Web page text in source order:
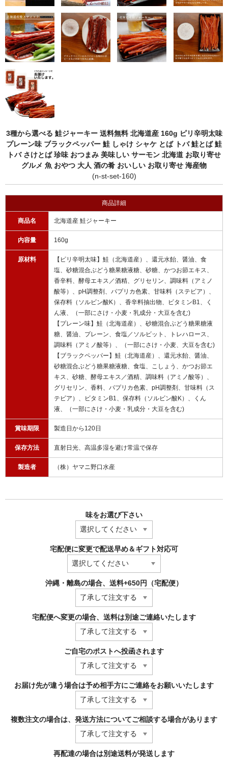
3種から選べる 鮭ジャーキー 送料無料 北海道産 160g ピリ辛明太味
プレーン味 ブラックペッパー 鮭 しゃけ シャケ とば トバ 鮭とば 鮭
トバ さけとば 珍味 おつまみ 美味しい サーモン 北海道 お取り寄せ
グルメ 魚 おやつ 大人 酒の肴 おいしい お取り寄せ 海産物
(n-st-set-160)
商品詳細
商品名 北海道産 鮭ジャーキー
内容量 160g
原材料
【ピリ辛明太味】鮭（北海道産）、還元水飴、醤油、食
塩、砂糖混合ぶどう糖果糖液糖、砂糖、かつお節エキス、
香辛料、酵母エキス／酒精、グリセリン、調味料（アミノ
酸等）、pH調整剤、パプリカ色素、甘味料（ステビア）、
保存料（ソルビン酸K）、香辛料抽出物、ビタミンB1、く
ん液、（一部にさけ・小麦・乳成分・大豆を含む)
【プレーン味】鮭（北海道産）、砂糖混合ぶどう糖果糖液
糖、醤油、プレーン、食塩／ソルビット、トレハロース、
調味料（アミノ酸等）、（一部にさけ・小麦、大豆を含む)
【ブラックペッパー】鮭（北海道産）、還元水飴、醤油、
砂糖混合ぶどう糖果糖液糖、食塩、こしょう、かつお節エ
キス、砂糖、酵母エキス／酒精、調味料（アミノ酸等）、
グリセリン、香料、パプリカ色素、pH調整剤、甘味料（ス
テビア）、ビタミンB1、保存料（ソルビン酸K）、くん
液、（一部にさけ・小麦・乳成分・大豆を含む)
賞味期限 製造日から120日
保存方法 直射日光、高温多湿を避け常温で保存
製造者 （株）ヤマニ野口水産
味をお選び下さい
宅配便に変更で配送早め＆ギフト対応可
沖縄・離島の場合、送料+650円（宅配便）
宅配便へ変更の場合、送料は別途ご連絡いたします
ご自宅のポストへ投函されます
お届け先が違う場合は予め相手方にご連絡をお願いいたします
複数注文の場合は、発送方法についてご相談する場合があります
再配達の場合は別途送料が発送します